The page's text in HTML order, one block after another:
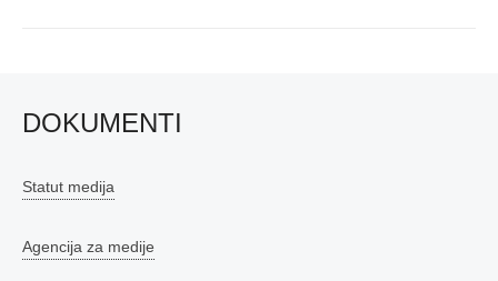
DOKUMENTI
Statut medija
Agencija za medije